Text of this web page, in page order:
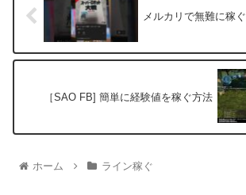
メルカリで無難に稼ぐ
［SAO FB] 簡単に経験値を稼ぐ方法
ホーム ライン稼ぐ